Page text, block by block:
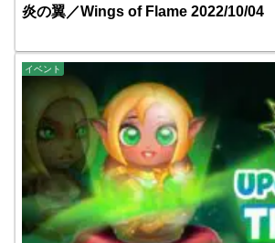
炎の翼／Wings of Flame 2022/10/04
イベント